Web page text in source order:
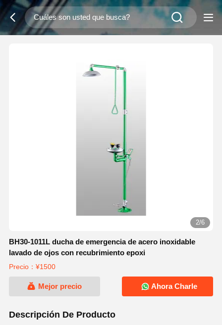
2/6
BH30-1011L ducha de emergencia de acero inoxidable
lavado de ojos con recubrimiento epoxi
Precio：¥1500
Mejor precio Ahora Charle
Descripción De Producto